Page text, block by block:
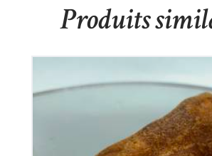
Produits